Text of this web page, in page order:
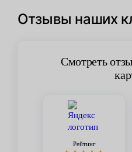
Отзывы наших
Смотреть
Рейтинг